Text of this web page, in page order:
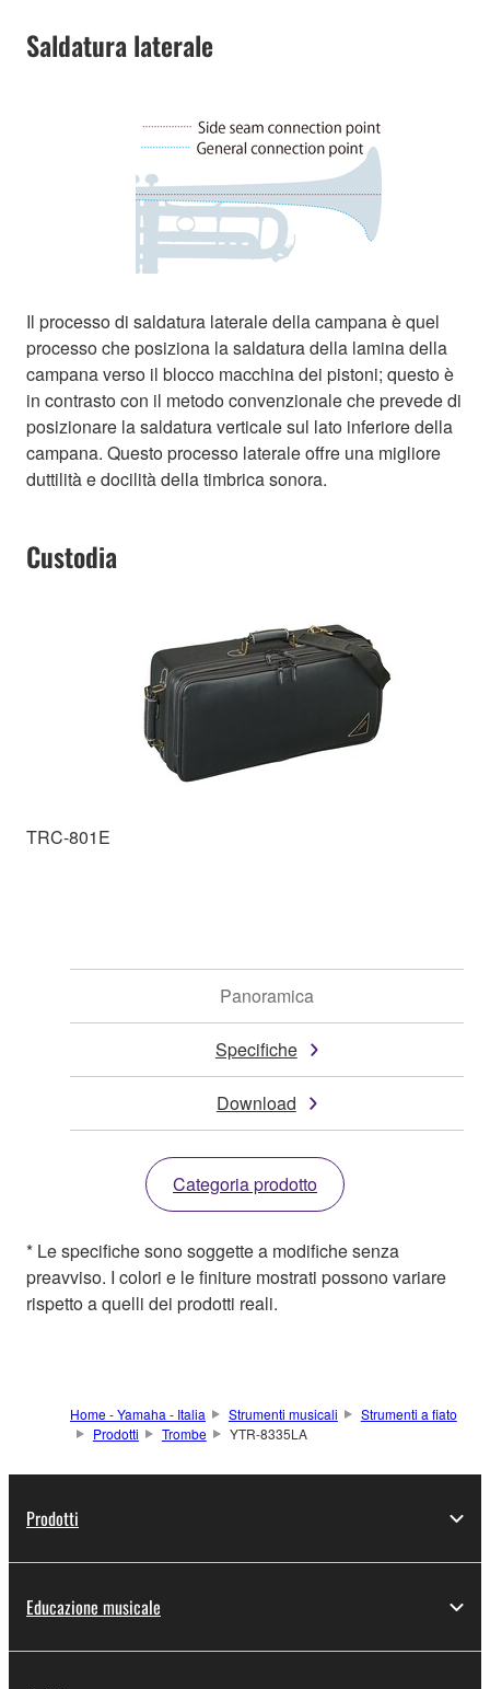
Saldatura laterale
Il processo di saldatura laterale della campana è quel
processo che posiziona la saldatura della lamina della
campana verso il blocco macchina dei pistoni; questo è
in contrasto con il metodo convenzionale che prevede di
posizionare la saldatura verticale sul lato inferiore della
campana. Questo processo laterale offre una migliore
duttilità e docilità della timbrica sonora.
Custodia
TRC-801E
Panoramica
Specifiche
Download
Categoria prodotto
* Le specifiche sono soggette a modifiche senza
preavviso. I colori e le finiture mostrati possono variare
rispetto a quelli dei prodotti reali.
Home - Yamaha - Italia Strumenti musicali
Strumenti a fiato
Prodotti
Trombe YTR-8335LA
Prodotti
Educazione musicale